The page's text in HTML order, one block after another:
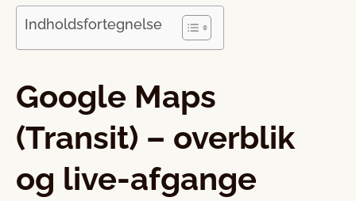
Indholdsfortegnelse
Google Maps
(Transit) – overblik
og live-afgange